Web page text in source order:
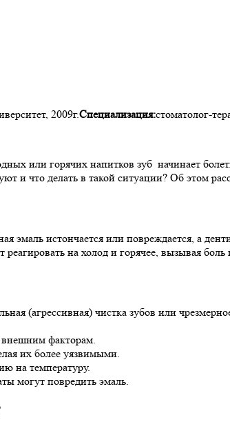
2009г.Специализация:стоматолог-
или горячих напитков зуб начинает
и что делать в такой ситуации? Об этом
эмаль истончается или повреждается, а
на холод и горячее, вызывая боль
(агрессивная) чистка зубов или
внешним факторам.
их более уязвимыми.
на температуру.
могут повредить эмаль.